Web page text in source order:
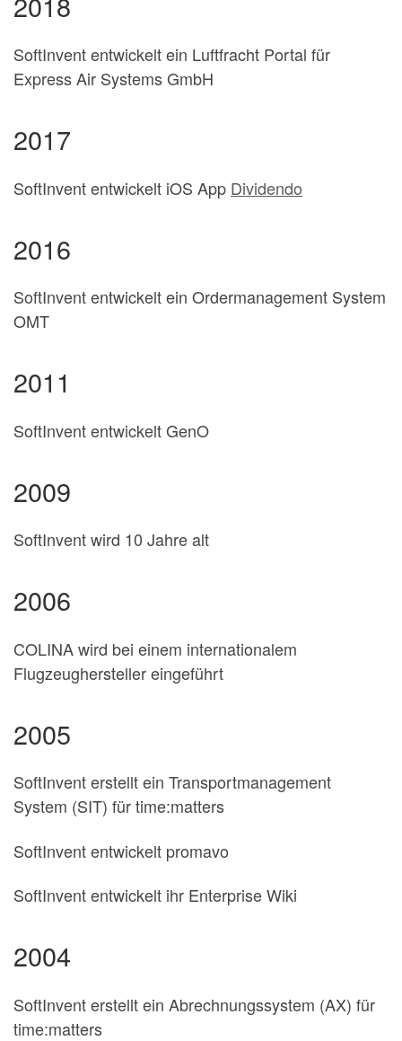
SoftInvent entwickelt ein Luftfracht Portal für
Express Air Systems GmbH
2017
SoftInvent entwickelt iOS App Dividendo
2016
SoftInvent entwickelt ein Ordermanagement System
OMT
2011
SoftInvent entwickelt GenO
2009
SoftInvent wird 10 Jahre alt
2006
COLINA wird bei einem internationalem
Flugzeughersteller eingeführt
2005
SoftInvent erstellt ein Transportmanagement
System (SIT) für time:matters
SoftInvent entwickelt promavo
SoftInvent entwickelt ihr Enterprise Wiki
2004
SoftInvent erstellt ein Abrechnungssystem (AX) für
time:matters